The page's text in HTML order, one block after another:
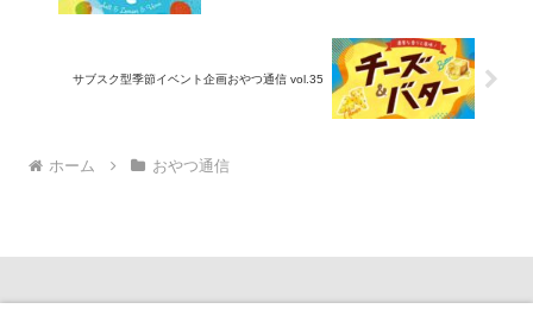
サブスク型季節イベント企画おやつ通信 vol.35
ホーム おやつ通信